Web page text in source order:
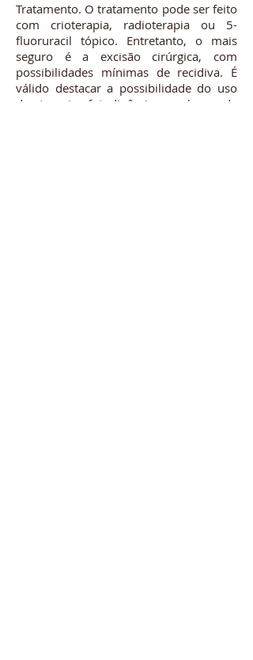
Tratamento. O tratamento pode ser feito
com crioterapia, radioterapia ou 5-
fluoruracil tópico. Entretanto, o mais
seguro é a excisão cirúrgica, com
possibilidades mínimas de recidiva. É
válido destacar a possibilidade do uso
de terapia fotodinâmica e laser de